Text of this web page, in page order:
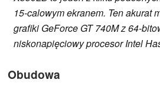
15-calowym ekranem. Ten akurat
grafiki GeForce GT 740M z 64-
niskonapięciowy procesor Intel
Obudowa